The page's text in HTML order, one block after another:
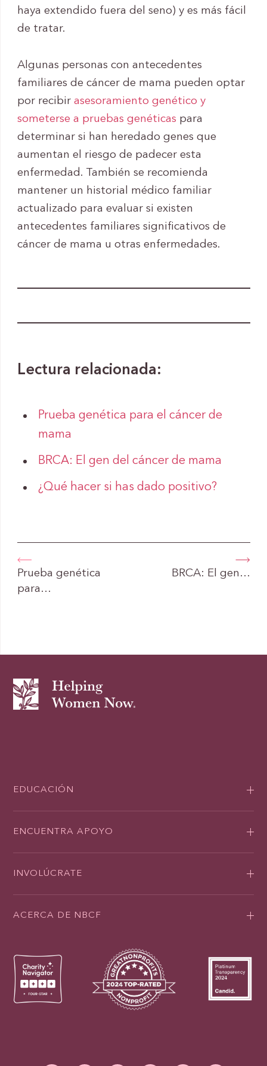
haya extendido fuera del seno) y es más fácil
de tratar.
Algunas personas con antecedentes
familiares de cáncer de mama pueden optar
por recibir asesoramiento genético y
someterse a pruebas genéticas para
determinar si han heredado genes que
aumentan el riesgo de padecer esta
enfermedad. También se recomienda
mantener un historial médico familiar
actualizado para evaluar si existen
antecedentes familiares significativos de
cáncer de mama u otras enfermedades.
Lectura relacionada:
Prueba genética para el cáncer de
mama
BRCA: El gen del cáncer de mama
¿Qué hacer si has dado positivo?
Prueba genética
para…
BRCA: El gen…
EDUCACIÓN
ENCUENTRA APOYO
INVOLÚCRATE
ACERCA DE NBCF